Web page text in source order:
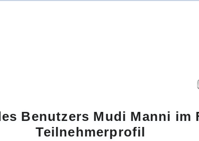
Benutzers Mudi Manni im
Teilnehmerprofil